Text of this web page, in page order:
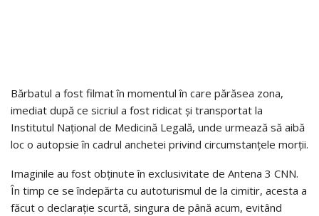
Bărbatul a fost filmat în momentul în care părăsea zona,
imediat după ce sicriul a fost ridicat și transportat la
Institutul Național de Medicină Legală, unde urmează să aibă
loc o autopsie în cadrul anchetei privind circumstanțele morții.
Imaginile au fost obținute în exclusivitate de Antena 3 CNN.
În timp ce se îndepărta cu autoturismul de la cimitir, acesta a
făcut o declarație scurtă, singura de până acum, evitând